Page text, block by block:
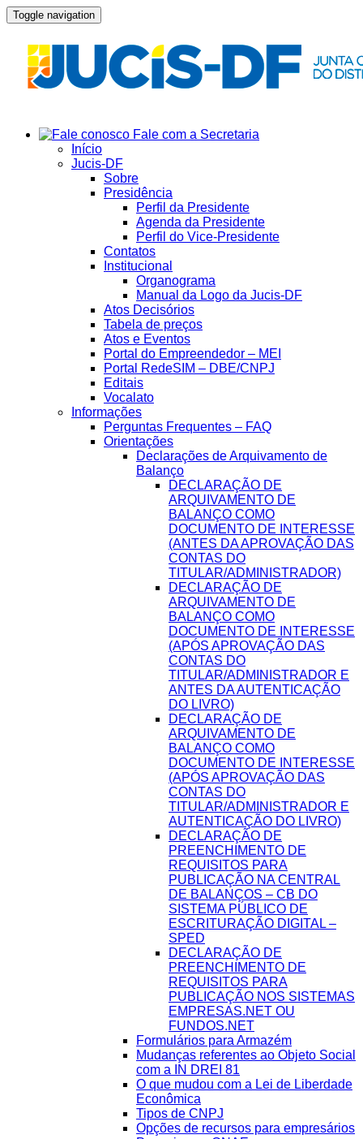
Toggle navigation
Fale com a Secretaria
Início
Jucis-DF
Sobre
Presidência
Perfil da Presidente
Agenda da Presidente
Perfil do Vice-Presidente
Contatos
Institucional
Organograma
Manual da Logo da Jucis-DF
Atos Decisórios
Tabela de preços
Atos e Eventos
Portal do Empreendedor – MEI
Portal RedeSIM – DBE/CNPJ
Editais
Vocalato
Informações
Perguntas Frequentes – FAQ
Orientações
Declarações de Arquivamento de
Balanço
DECLARAÇÃO DE
ARQUIVAMENTO DE
BALANÇO COMO
DOCUMENTO DE INTERESSE
(ANTES DA APROVAÇÃO DAS
CONTAS DO
TITULAR/ADMINISTRADOR)
DECLARAÇÃO DE
ARQUIVAMENTO DE
BALANÇO COMO
DOCUMENTO DE INTERESSE
(APÓS APROVAÇÃO DAS
CONTAS DO
TITULAR/ADMINISTRADOR E
ANTES DA AUTENTICAÇÃO
DO LIVRO)
DECLARAÇÃO DE
ARQUIVAMENTO DE
BALANÇO COMO
DOCUMENTO DE INTERESSE
(APÓS APROVAÇÃO DAS
CONTAS DO
TITULAR/ADMINISTRADOR E
AUTENTICAÇÃO DO LIVRO)
DECLARAÇÃO DE
PREENCHIMENTO DE
REQUISITOS PARA
PUBLICAÇÃO NA CENTRAL
DE BALANÇOS – CB DO
SISTEMA PÚBLICO DE
ESCRITURAÇÃO DIGITAL –
SPED
DECLARAÇÃO DE
PREENCHIMENTO DE
REQUISITOS PARA
PUBLICAÇÃO NOS SISTEMAS
EMPRESAS.NET OU
FUNDOS.NET
Formulários para Armazém
Mudanças referentes ao Objeto Social
com a IN DREI 81
O que mudou com a Lei de Liberdade
Econômica
Tipos de CNPJ
Opções de recursos para empresários